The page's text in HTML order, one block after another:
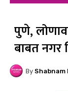
पुणे,
बाबत नगर
By Shabnam